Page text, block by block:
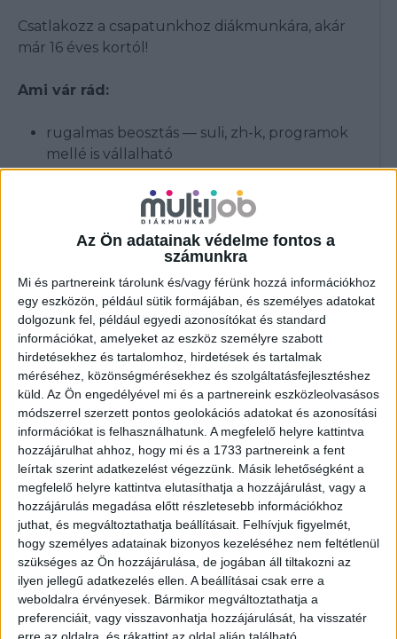
Az Ön adatainak védelme fontos a
számunkra
Mi és partnereink tárolunk és/vagy férünk hozzá információkhoz
egy eszközön, például sütik formájában, és személyes adatokat
dolgozunk fel, például egyedi azonosítókat és standard
információkat, amelyeket az eszköz személyre szabott
hirdetésekhez és tartalomhoz, hirdetések és tartalmak
méréséhez, közönségmérésekhez és szolgáltatásfejlesztéshez
küld. Az Ön engedélyével mi és a partnereink eszközleolvasásos
módszerrel szerzett pontos geolokációs adatokat és azonosítási
információkat is felhasználhatunk. A megfelelő helyre kattintva
hozzájárulhat ahhoz, hogy mi és a 1733 partnereink a fent
leírtak szerint adatkezelést végezzünk. Másik lehetőségként a
megfelelő helyre kattintva elutasíthatja a hozzájárulást, vagy a
hozzájárulás megadása előtt részletesebb információkhoz
juthat, és megváltoztathatja beállításait. Felhívjuk figyelmét,
hogy személyes adatainak bizonyos kezeléséhez nem feltétlenül
szükséges az Ön hozzájárulása, de jogában áll tiltakozni az
ilyen jellegű adatkezelés ellen. A beállításai csak erre a
weboldalra érvényesek. Bármikor megváltoztathatja a
preferenciáit, vagy visszavonhatja hozzájárulását, ha visszatér
Csatlakozz a csapatunkhoz diákmunkára, akár
már 16 éves kortól!
Ami vár rád:
rugalmas beosztás — suli, zh-k, programok
mellé is vállalható
már heti 16 órától dolgozhatsz
fiatal, laza csapat
pörgés van, unalom nincs
több étterem közül választhatsz
személyzeti kaja
McCard kedvezmények
fejlődési lehetőség, ha hosszabb távon
maradnál
És itt a legjobb rész:
Nem kell kivárnod a hónap végét, hogy
pénzhez juss.
QuickPay
szolgáltatással akár hetente
elkérheted a fizud.
Igen, tényleg!
Plusz számíthatsz extra pénzre esti, éjszakai és
ünnepnapi műszakoknál is.*
25 év alatt pedig a bruttó béred lényegében a